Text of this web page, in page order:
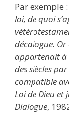
Par exemple :
loi, de quoi
décalogue.
appartenait à
des siècles
compatible
Loi de Dieu et
Dialogue,